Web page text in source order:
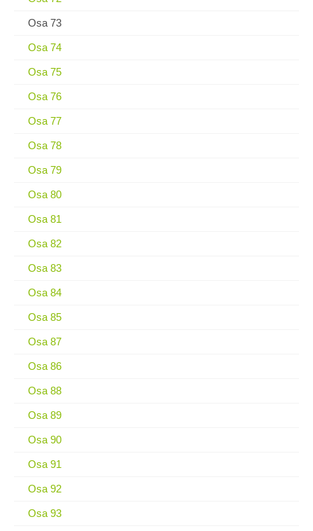
Osa 73
Osa 74
Osa 75
Osa 76
Osa 77
Osa 78
Osa 79
Osa 80
Osa 81
Osa 82
Osa 83
Osa 84
Osa 85
Osa 87
Osa 86
Osa 88
Osa 89
Osa 90
Osa 91
Osa 92
Osa 93